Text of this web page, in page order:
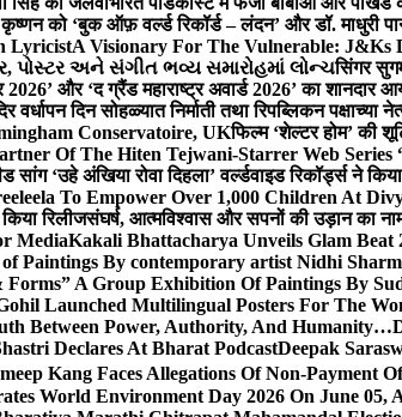
को ‘बुक ऑफ़ वर्ल्ड रिकॉर्ड – लंदन’ और डॉ. माधुरी
LyricistA Visionary For The Vulnerable: J&Ks
પોસ્ટર અને સંગીત ભવ્ય સમારોહમાં લોન્ચसिंगर
और ‘द ग्रैंड महाराष्ट्र अवार्ड 2026’ का शानदार
वर्धापन दिन सोहळ्यात निर्माती तथा रिपब्लिकन
Conservatoire, UKफिल्म ‘शेल्टर होम’ की
Of The Hiten Tejwani-Starrer Web Series
‘उहे अंखिया रोवा दिहला’ वर्ल्डवाइड रिकॉर्ड्स ने
To Empower Over 1,000 Children At
रिलीजसंघर्ष, आत्मविश्वास और सपनों की उड़ान का
MediaKakali Bhattacharya Unveils Glam
of Paintings By contemporary artist Nidhi
Forms” A Group Exhibition Of Paintings By
Launched Multilingual Posters For The
Between Power, Authority, And Humanity…
Declares At Bharat PodcastDeepak
Kang Faces Allegations Of Non-
World Environment Day 2026 On June